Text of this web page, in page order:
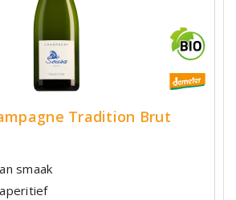
Tradition Brut
smaak